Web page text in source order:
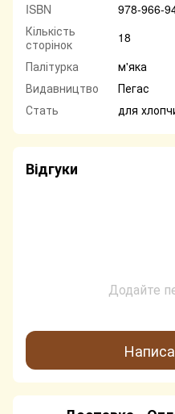
ISBN
978-966-
Кількість
сторінок
18
Палітурка
м'яка
Видавництво
Пегас
Стать
для
Відгуки
Додайте